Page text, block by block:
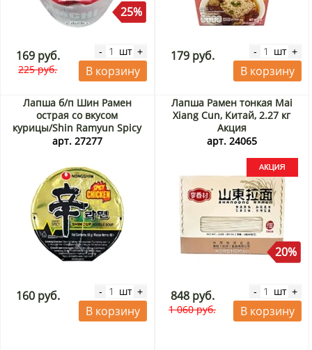
25%
169 руб.
225 руб.
- шт +
В корзину
179 руб. - шт +
В корзину
Лапша б/п Шин Рамен
острая со вкусом
курицы/Shin Ramyun Spicy
Chicken Nongshim, Корея, 68
арт. 27277
160 руб. - шт +
В корзину
Лапша Рамен тонкая Mai
Xiang Cun, Китай, 2.27 кг
Акция
арт. 24065
20%
848 руб.
1 060 руб.
- шт +
В корзину